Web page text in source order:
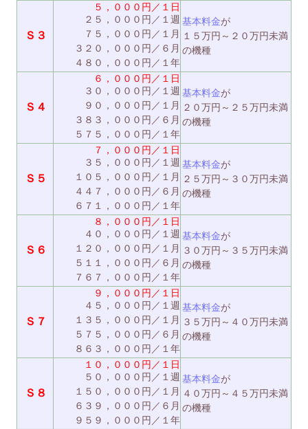
Ｓ３
５，０００円／１日
２５，０００円／１週
７５，０００円／１月
３２０，０００円／６月
４８０，０００円／１年
基本料金が
１５万円～２０万円未満
の機種
Ｓ４
６，０００円／１日
３０，０００円／１週
９０，０００円／１月
３８３，０００円／６月
５７５，０００円／１年
基本料金が
２０万円～２５万円未満
の機種
Ｓ５
７，０００円／１日
３５，０００円／１週
１０５，０００円／１月
４４７，０００円／６月
６７１，０００円／１年
基本料金が
２５万円～３０万円未満
の機種
Ｓ６
８，０００円／１日
４０，０００円／１週
１２０，０００円／１月
５１１，０００円／６月
７６７，０００円／１年
基本料金が
３０万円～３５万円未満
の機種
Ｓ７
９，０００円／１日
４５，０００円／１週
１３５，０００円／１月
５７５，０００円／６月
８６３，０００円／１年
基本料金が
３５万円～４０万円未満
の機種
Ｓ８
１０，０００円／１日
５０，０００円／１週
１５０，０００円／１月
６３９，０００円／６月
９５９，０００円／１年
基本料金が
４０万円～４５万円未満
の機種